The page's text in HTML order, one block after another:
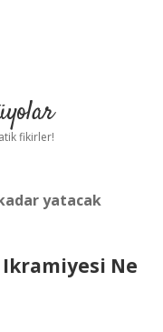
fikirler!
yatacak
Ne